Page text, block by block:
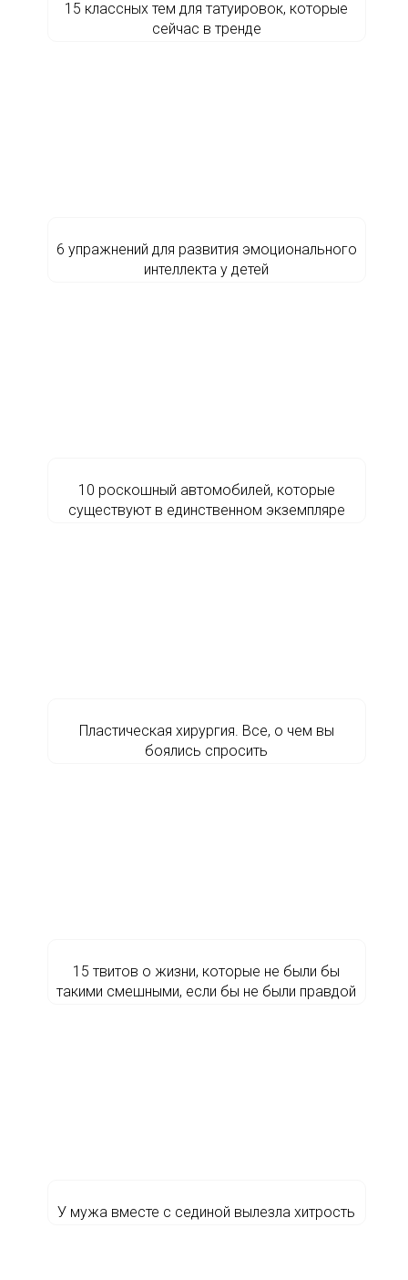
15 классных тем для татуировок, которые
сейчас в тренде
6 упражнений для развития эмоционального
интеллекта у детей
10 роскошный автомобилей, которые
существуют в единственном экземпляре
Пластическая хирургия. Все, о чем вы
боялись спросить
15 твитов о жизни, которые не были бы
такими смешными, если бы не были правдой
У мужа вместе с сединой вылезла хитрость